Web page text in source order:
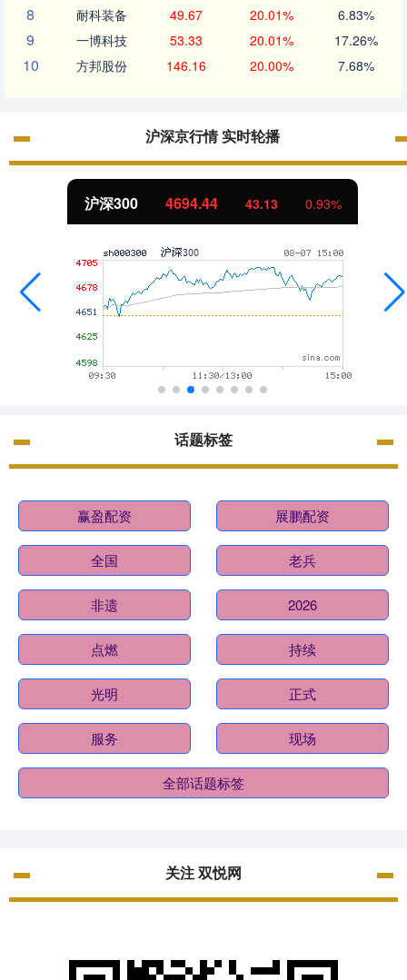
8 耐科装备 49.67 20.01% 6.83%
9 一博科技 53.33 20.01% 17.26%
10 方邦股份 146.16 20.00% 7.68%
沪深京行情 实时轮播
沪深300 4694.44 43.13 0.93%
话题标签
赢盈配资 展鹏配资
全国 老兵
非遗 2026
点燃 持续
光明 正式
服务 现场
全部话题标签
关注 双悦网